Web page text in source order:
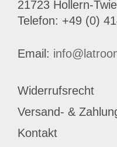
21723 Hollern-
Telefon: +49 (0)
Email:
Widerrufsrecht
Versand- &
Kontakt